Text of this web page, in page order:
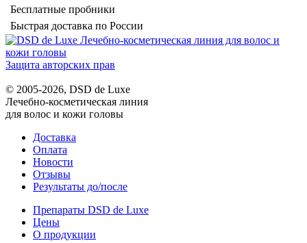
Бесплатные пробники
Быстрая доставка по России
Защита авторских прав
© 2005-2026, DSD de Luxe
Лечебно-косметическая линия
для волос и кожи головы
Доставка
Оплата
Новости
Отзывы
Результаты до/после
Препараты DSD de Luxe
Цены
О продукции